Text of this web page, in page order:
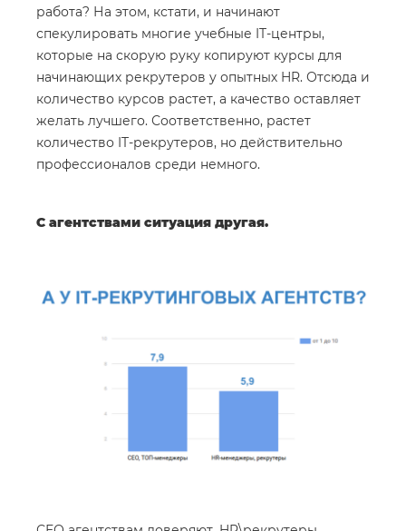
работа? На этом, кстати, и начинают
спекулировать многие учебные IT-центры,
которые на скорую руку копируют курсы для
начинающих рекрутеров у опытных HR. Отсюда и
количество курсов растет, а качество оставляет
желать лучшего. Соответственно, растет
количество IT-рекрутеров, но действительно
профессионалов среди немного.
С агентствами ситуация другая.